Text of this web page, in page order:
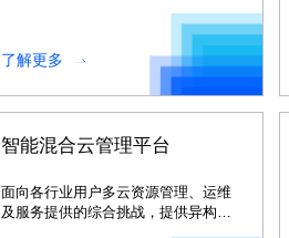
了解更多
智能混合云管理平台
面向各行业用户多云资源管理、运维
及服务提供的综合挑战，提供异构异